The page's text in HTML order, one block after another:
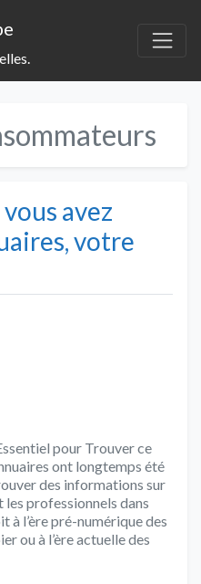
avez
votre
pour Trouver ce
ont longtemps été
des informations sur
les professionnels dans
à l’ère pré-numérique des
ou à l’ère actuelle des